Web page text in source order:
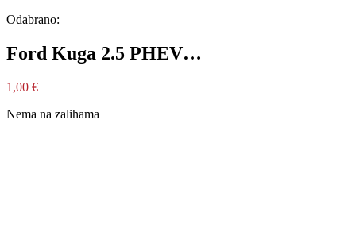
Odabrano:
Ford Kuga 2.5 PHEV…
1,00 €
Nema na zalihama